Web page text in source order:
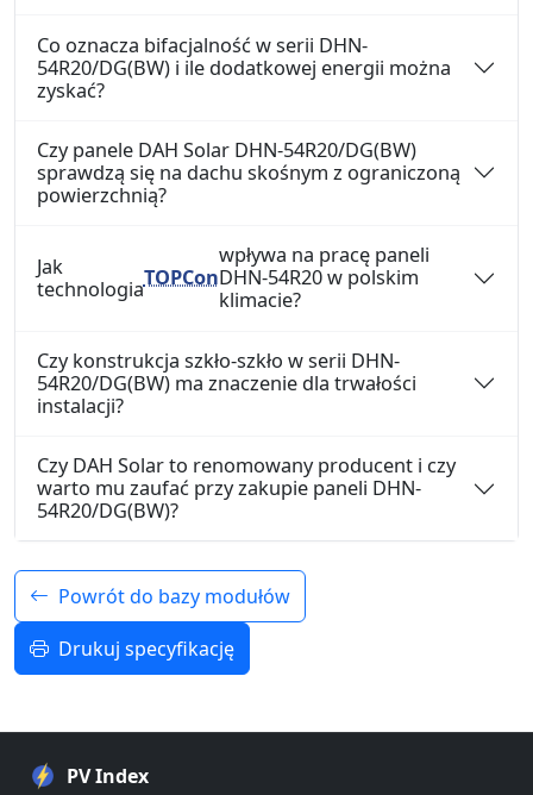
Co oznacza bifacjalność w serii DHN-
54R20/DG(BW) i ile dodatkowej energii można
zyskać?
Czy panele DAH Solar DHN-54R20/DG(BW)
sprawdzą się na dachu skośnym z ograniczoną
powierzchnią?
Jak
technologiaTOPCon
wpływa na pracę paneli
DHN-54R20 w polskim
klimacie?
Czy konstrukcja szkło-szkło w serii DHN-
54R20/DG(BW) ma znaczenie dla trwałości
instalacji?
Czy DAH Solar to renomowany producent i czy
warto mu zaufać przy zakupie paneli DHN-
54R20/DG(BW)?
Powrót do bazy modułów
Drukuj specyfikację
PV Index